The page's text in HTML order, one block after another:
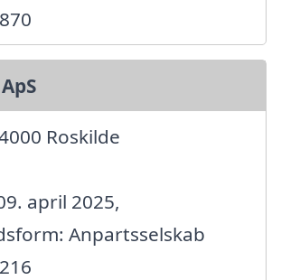
Roskilde
april 2025,
Anpartsselskab